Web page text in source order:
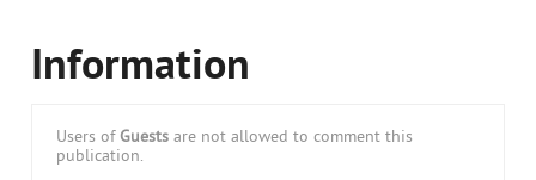
Information
Users of Guests are not allowed to comment this
publication.